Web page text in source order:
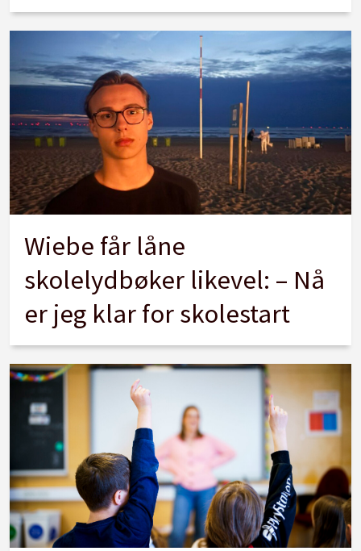
Wiebe får låne
skolelydbøker likevel: – Nå
er jeg klar for skolestart